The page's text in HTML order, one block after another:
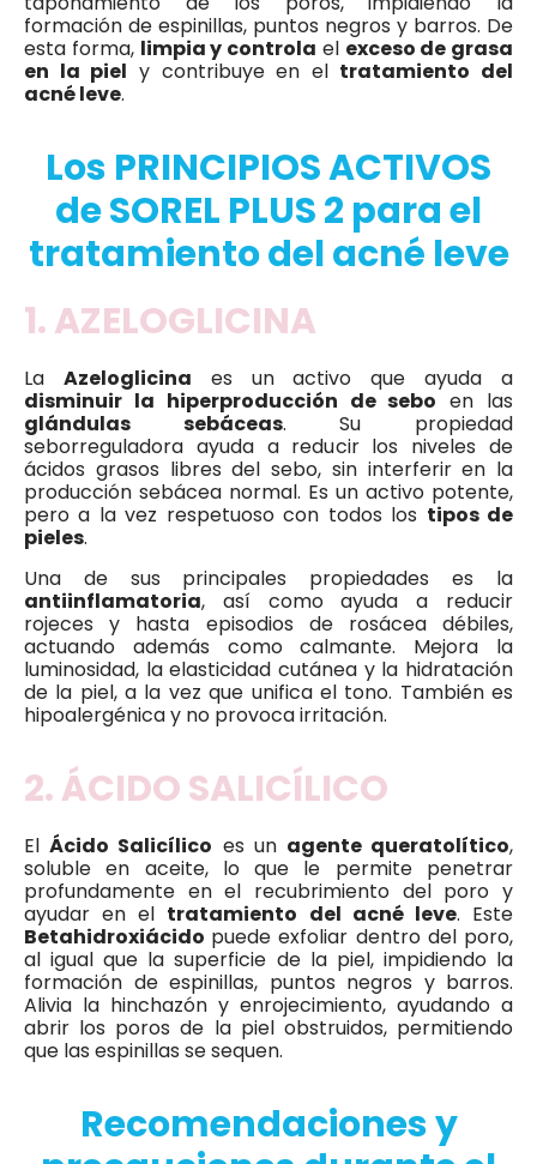
formación de espinillas, puntos negros y barros. De
esta forma, limpia y controla el exceso de grasa
en la piel y contribuye en el tratamiento del
acné leve.
Los PRINCIPIOS ACTIVOS
de SOREL PLUS 2 para el
tratamiento del acné leve
1. AZELOGLICINA
La Azeloglicina es un activo que ayuda a
disminuir la hiperproducción de sebo en las
glándulas sebáceas. Su propiedad
seborreguladora ayuda a reducir los niveles de
ácidos grasos libres del sebo, sin interferir en la
producción sebácea normal. Es un activo potente,
pero a la vez respetuoso con todos los tipos de
pieles.
Una de sus principales propiedades es la
antiinflamatoria, así como ayuda a reducir
rojeces y hasta episodios de rosácea débiles,
actuando además como calmante. Mejora la
luminosidad, la elasticidad cutánea y la hidratación
de la piel, a la vez que unifica el tono. También es
hipoalergénica y no provoca irritación.
2. ÁCIDO SALICÍLICO
ElÁcido Salicílico es un agente queratolítico,
soluble en aceite, lo que le permite penetrar
profundamente en el recubrimiento del poro y
ayudar en el tratamiento del acné leve. Este
Betahidroxiácido puede exfoliar dentro del poro,
al igual que la superficie de la piel, impidiendo la
formación de espinillas, puntos negros y barros.
Alivia la hinchazón y enrojecimiento, ayudando a
abrir los poros de la piel obstruidos, permitiendo
que las espinillas se sequen.
Recomendaciones y